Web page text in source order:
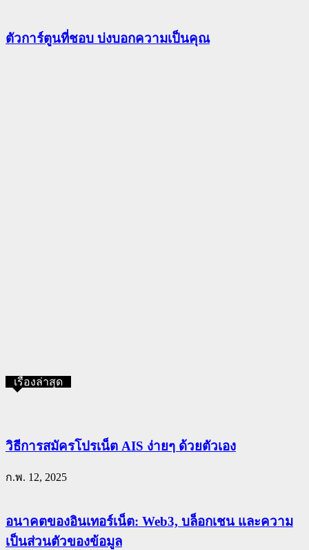
ตัวการ์ตูนที่ชอบ บ่งบอกความเป็นคุณ
เรื่องล่าสุด
วิธีการสมัครโปรเน็ต AIS ง่ายๆ ด้วยตัวเอง
ก.พ. 12, 2025
อนาคตของอินเทอร์เน็ต: Web3, บล็อกเชน และความ
เป็นส่วนตัวของข้อมูล